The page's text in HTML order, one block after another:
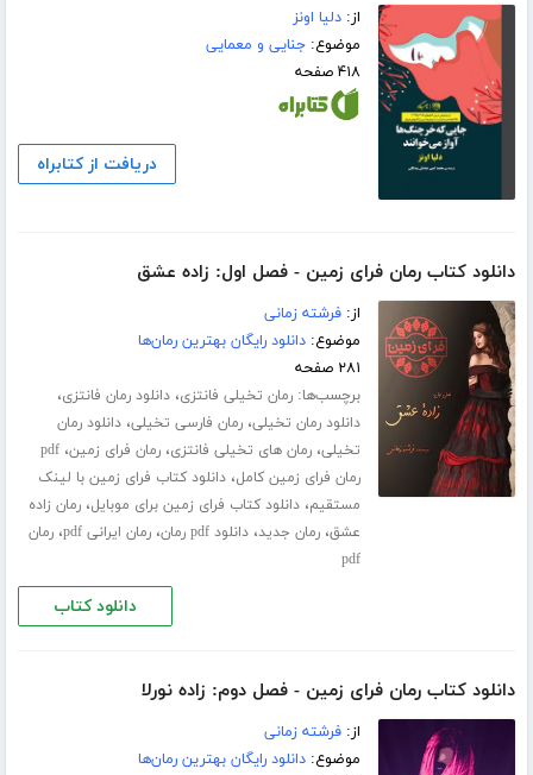
از:دلیا اونز
موضوع:جنایی و معمایی
۴۱۸ صفحه
دریافت از کتابراه
دانلود کتاب رمان فرای زمین - فصل اول: زاده عشق
از:فرشته زمانی
موضوع:دانلود رایگان بهترین رمان‌ها
۲۸۱ صفحه
برچسب‌ها:رمان تخیلی فانتزی،دانلود رمان فانتزی،
دانلود رمان تخیلی،رمان فارسی تخیلی،دانلود رمان
تخیلی،رمان های تخیلی فانتزی،رمان فرای زمین،pdf
رمان فرای زمین کامل،دانلود کتاب فرای زمین با لینک
مستقیم،دانلود کتاب فرای زمین برای موبایل،رمان زاده
عشق،رمان جدید،دانلود pdf رمان ،رمان ایرانی pdf ،رمان
pdf
دانلود کتاب
دانلود کتاب رمان فرای زمین - فصل دوم: زاده نورلا
از:فرشته زمانی
موضوع:دانلود رایگان بهترین رمان‌ها